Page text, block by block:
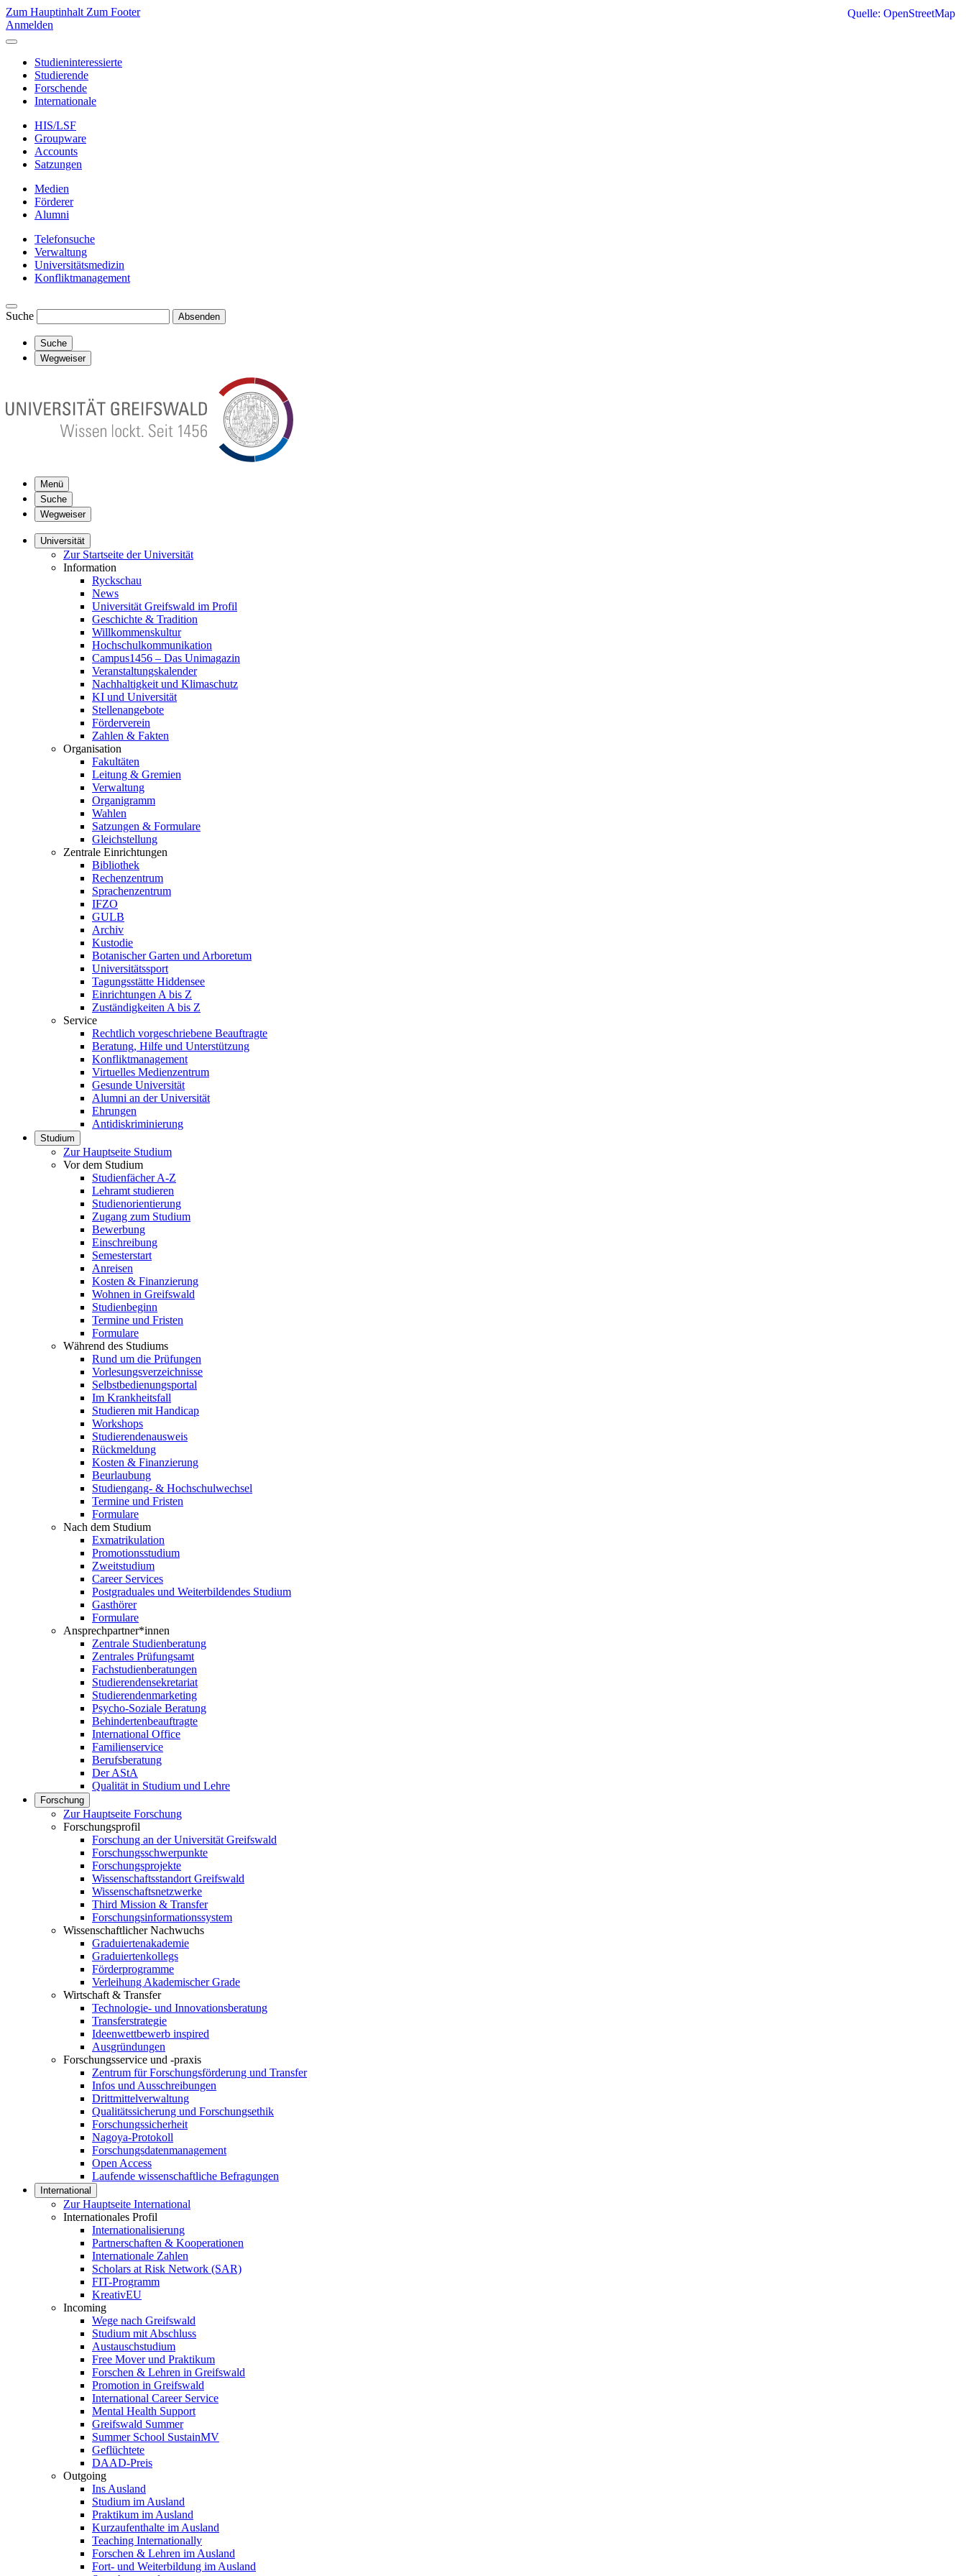
Zum Hauptinhalt Zum Footer
Anmelden
Studieninteressierte
Studierende
Forschende
Internationale
HIS/LSF
Groupware
Accounts
Satzungen
Medien
Förderer
Alumni
Telefonsuche
Verwaltung
Universitätsmedizin
Konfliktmanagement
Suche Absenden
Suche
Wegweiser
Menü
Suche
Wegweiser
Universität
Zur Startseite der Universität
Information
Ryckschau
News
Universität Greifswald im Profil
Geschichte & Tradition
Willkommenskultur
Hochschulkommunikation
Campus1456 – Das Unimagazin
Veranstaltungskalender
Nachhaltigkeit und Klimaschutz
KI und Universität
Stellenangebote
Förderverein
Zahlen & Fakten
Organisation
Fakultäten
Leitung & Gremien
Verwaltung
Organigramm
Wahlen
Satzungen & Formulare
Gleichstellung
Zentrale Einrichtungen
Bibliothek
Rechenzentrum
Sprachenzentrum
IFZO
GULB
Archiv
Kustodie
Botanischer Garten und Arboretum
Universitätssport
Tagungsstätte Hiddensee
Einrichtungen A bis Z
Zuständigkeiten A bis Z
Service
Rechtlich vorgeschriebene Beauftragte
Beratung, Hilfe und Unterstützung
Konfliktmanagement
Virtuelles Medienzentrum
Gesunde Universität
Alumni an der Universität
Ehrungen
Antidiskriminierung
Studium
Zur Hauptseite Studium
Vor dem Studium
Studienfächer A-Z
Lehramt studieren
Studienorientierung
Zugang zum Studium
Bewerbung
Einschreibung
Semesterstart
Anreisen
Kosten & Finanzierung
Wohnen in Greifswald
Studienbeginn
Termine und Fristen
Formulare
Während des Studiums
Rund um die Prüfungen
Vorlesungsverzeichnisse
Selbstbedienungsportal
Im Krankheitsfall
Studieren mit Handicap
Workshops
Studierendenausweis
Rückmeldung
Kosten & Finanzierung
Beurlaubung
Studiengang- & Hochschulwechsel
Termine und Fristen
Formulare
Nach dem Studium
Exmatrikulation
Promotionsstudium
Zweitstudium
Career Services
Postgraduales und Weiterbildendes Studium
Gasthörer
Formulare
Ansprechpartner*innen
Zentrale Studienberatung
Zentrales Prüfungsamt
Fachstudienberatungen
Studierendensekretariat
Studierendenmarketing
Psycho-Soziale Beratung
Behindertenbeauftragte
International Office
Familienservice
Berufsberatung
Der AStA
Qualität in Studium und Lehre
Forschung
Zur Hauptseite Forschung
Forschungsprofil
Forschung an der Universität Greifswald
Forschungsschwerpunkte
Forschungsprojekte
Wissenschaftsstandort Greifswald
Wissenschaftsnetzwerke
Third Mission & Transfer
Forschungsinformationssystem
Wissenschaftlicher Nachwuchs
Graduiertenakademie
Graduiertenkollegs
Förderprogramme
Verleihung Akademischer Grade
Wirtschaft & Transfer
Technologie- und Innovationsberatung
Transferstrategie
Ideenwettbewerb inspired
Ausgründungen
Forschungsservice und -praxis
Zentrum für Forschungsförderung und Transfer
Infos und Ausschreibungen
Drittmittelverwaltung
Qualitätssicherung und Forschungsethik
Forschungssicherheit
Nagoya-Protokoll
Forschungsdatenmanagement
Open Access
Laufende wissenschaftliche Befragungen
International
Zur Hauptseite International
Internationales Profil
Internationalisierung
Partnerschaften & Kooperationen
Internationale Zahlen
Scholars at Risk Network (SAR)
FIT-Programm
KreativEU
Incoming
Wege nach Greifswald
Studium mit Abschluss
Austauschstudium
Free Mover und Praktikum
Forschen & Lehren in Greifswald
Promotion in Greifswald
International Career Service
Mental Health Support
Greifswald Summer
Summer School SustainMV
Geflüchtete
DAAD-Preis
Outgoing
Ins Ausland
Studium im Ausland
Praktikum im Ausland
Kurzaufenthalte im Ausland
Teaching Internationally
Forschen & Lehren im Ausland
Fort- und Weiterbildung im Ausland
Quelle: OpenStreetMap